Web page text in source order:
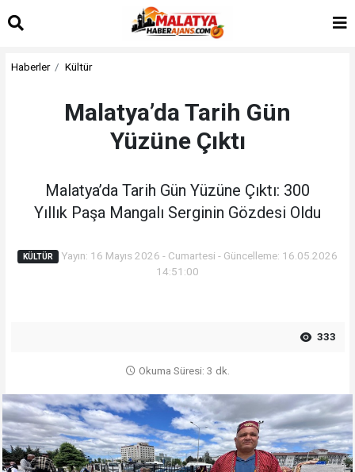
Haberler Kültür
Malatya’da Tarih Gün
Yüzüne Çıktı
Malatya’da Tarih Gün Yüzüne Çıktı: 300
Yıllık Paşa Mangalı Serginin Gözdesi Oldu
KÜLTÜR
Yayın: 16 Mayıs 2026 - Cumartesi - Güncelleme: 16.05.2026
14:51:00
333
Okuma Süresi: 3 dk.